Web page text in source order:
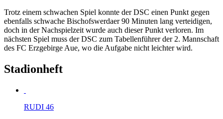
Trotz einem schwachen Spiel konnte der DSC einen Punkt gegen
ebenfalls schwache Bischofswerdaer 90 Minuten lang verteidigen,
doch in der Nachspielzeit wurde auch dieser Punkt verloren. Im
nächsten Spiel muss der DSC zum Tabellenführer der 2. Mannschaft
des FC Erzgebirge Aue, wo die Aufgabe nicht leichter wird.
Stadionheft
RUDI 46